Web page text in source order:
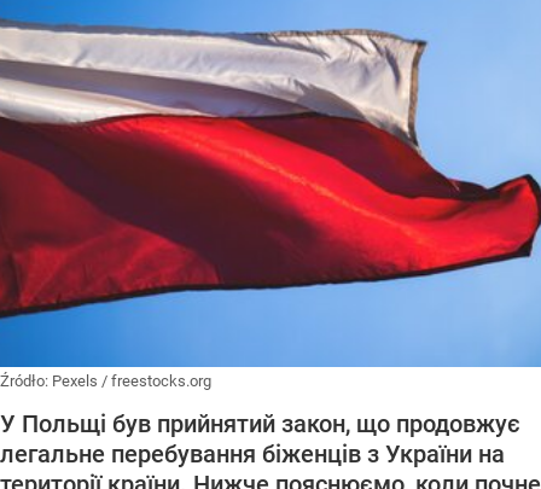
Źródło: Pexels / freestocks.org
У Польщі був прийнятий закон, що продовжує
легальне перебування біженців з України на